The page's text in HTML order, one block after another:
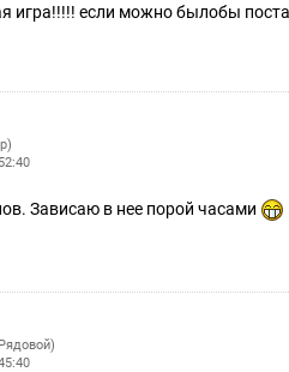
игра!!!!! если можно былобы
Зависаю в нее порой часами